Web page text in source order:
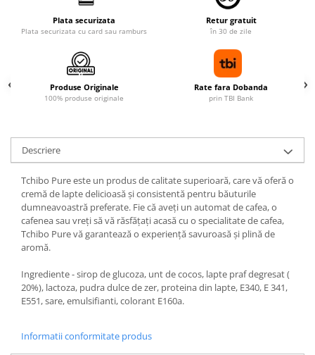
Plata securizata
Plata securizata cu card sau ramburs
Retur gratuit
în 30 de zile
Produse Originale
100% produse originale
Rate fara Dobanda
prin TBI Bank
Descriere
Tchibo Pure este un produs de calitate superioară, care vă oferă o
cremă de lapte delicioasă și consistentă pentru băuturile
dumneavoastră preferate. Fie că aveți un automat de cafea, o
cafenea sau vreți să vă răsfățați acasă cu o specialitate de cafea,
Tchibo Pure vă garantează o experiență savuroasă și plină de
aromă.
Ingrediente - sirop de glucoza, unt de cocos, lapte praf degresat (
20%), lactoza, pudra dulce de zer, proteina din lapte, E340, E 341,
E551, sare, emulsifianti, colorant E160a.
Informatii conformitate produs